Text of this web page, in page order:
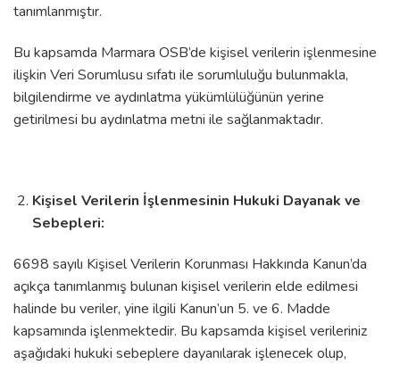
tanımlanmıştır.
Bu kapsamda Marmara OSB’de kişisel verilerin işlenmesine
ilişkin Veri Sorumlusu sıfatı ile sorumluluğu bulunmakla,
bilgilendirme ve aydınlatma yükümlülüğünün yerine
getirilmesi bu aydınlatma metni ile sağlanmaktadır.
Kişisel Verilerin İşlenmesinin Hukuki Dayanak ve
Sebepleri:
6698 sayılı Kişisel Verilerin Korunması Hakkında Kanun’da
açıkça tanımlanmış bulunan kişisel verilerin elde edilmesi
halinde bu veriler, yine ilgili Kanun’un 5. ve 6. Madde
kapsamında işlenmektedir. Bu kapsamda kişisel verileriniz
aşağıdaki hukuki sebeplere dayanılarak işlenecek olup,